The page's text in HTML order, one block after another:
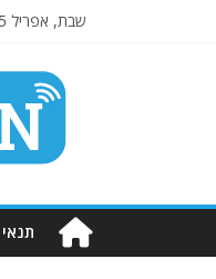
שבת, אפריל 25, 2026
מודיעין
מהמקורות